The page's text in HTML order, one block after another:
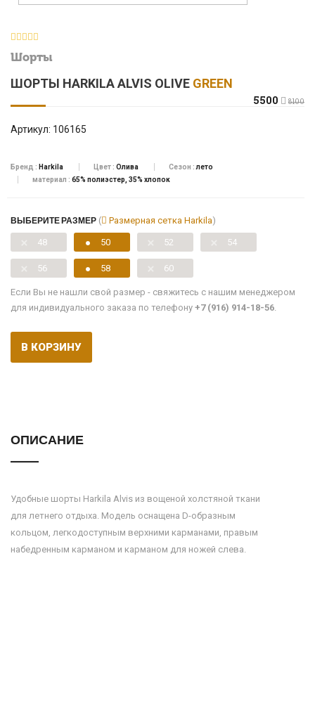
Шорты
ШОРТЫ HARKILA ALVIS OLIVE GREEN
5500 8100
Артикул: 106165
Бренд : Harkila Цвет : Олива Сезон :лето
материал : 65% полиэстер, 35% хлопок
ВЫБЕРИТЕ РАЗМЕР ( Размерная сетка Harkila)
48 50 52 54
56 58 60
Если Вы не нашли свой размер - свяжитесь с нашим менеджером
для индивидуального заказа по телефону +7 (916) 914-18-56.
В КОРЗИНУ
ОПИСАНИЕ
Удобные шорты Harkila Alvis из вощеной холстяной ткани
для летнего отдыха. Модель оснащена D-образным
кольцом, легкодоступным верхними карманами, правым
набедренным карманом и карманом для ножей слева.